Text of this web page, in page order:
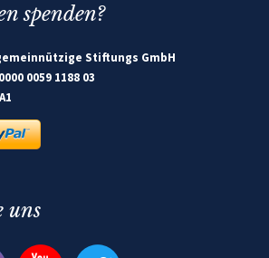
spenden?
Stiftungs GmbH
0059 1188 03
uns